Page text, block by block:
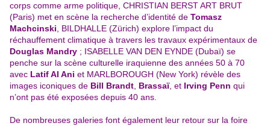
corps comme arme politique, CHRISTIAN BERST ART BRUT
(Paris) met en scène la recherche d’identité de Tomasz
Machcinski , BILDHALLE (Zürich) explore l’impact du
réchauffement climatique à travers les travaux expérimentaux de
Douglas Mandry ; ISABELLE VAN DEN EYNDE (Dubaï) se
penche sur la scène culturelle iraquienne des années 50 à 70
avec Latif Al Ani et MARLBOROUGH (New York) révèle des
images iconiques de Bill Brandt Brassaï, et Irving Penn qui
n’ont pas été exposées depuis 40 ans.
De nombreuses galeries font également leur retour sur la foire